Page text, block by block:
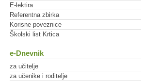
E-lektira
Referentna zbirka
Korisne poveznice
Školski list Krtica
e-Dnevnik
za učitelje
za učenike i roditelje